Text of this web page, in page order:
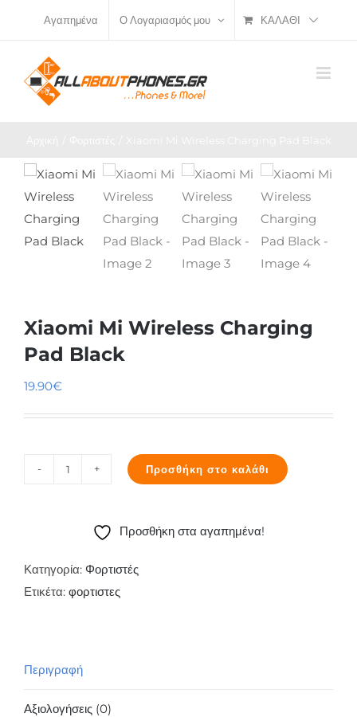
περιεχόμενο
Αγαπημένα Ο Λογαριασμός μου ΚΑΛΆΘΙ
Xiaomi Mi Wireless Charging
Pad Black
19.90€
Wireless
Pad
Black
Προσθήκη στο καλάθι
Προσθήκη στα αγαπημένα!
Κατηγορία: Φορτιστές
Ετικέτα: φορτιστες
Περιγραφή
Αξιολογήσεις (0)